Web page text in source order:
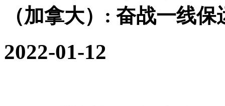
（加拿大）: 奋战一线保
2022-01-12